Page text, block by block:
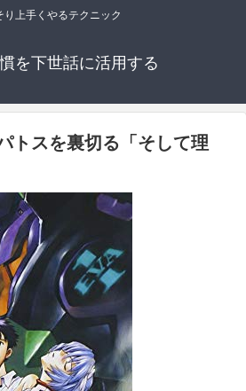
り上手くやるテクニック
を下世話に活用する
トスを裏切る「そして理